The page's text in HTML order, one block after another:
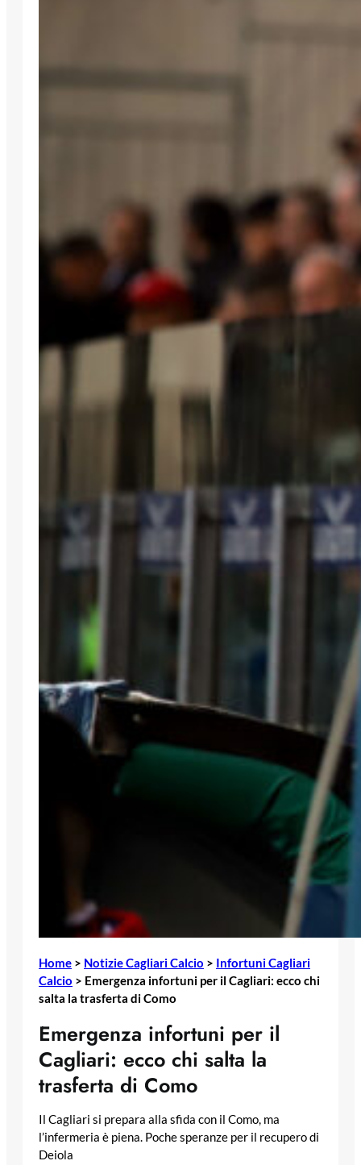
Home > Notizie Cagliari Calcio > Infortuni Cagliari
Calcio > Emergenza infortuni per il Cagliari: ecco chi
salta la trasferta di Como
Emergenza infortuni per il
Cagliari: ecco chi salta la
trasferta di Como
Il Cagliari si prepara alla sfida con il Como, ma
l’infermeria è piena. Poche speranze per il recupero di
Deiola